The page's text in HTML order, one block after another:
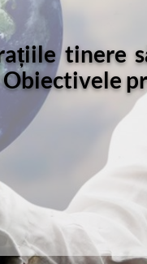
tinere